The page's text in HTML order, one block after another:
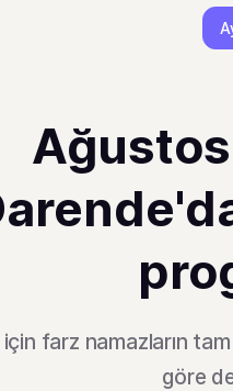
farz namazların
göre